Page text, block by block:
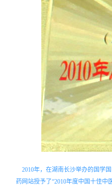
2010年，在湖南长沙举办的国学
药网站授予了“2010年度中国十佳中